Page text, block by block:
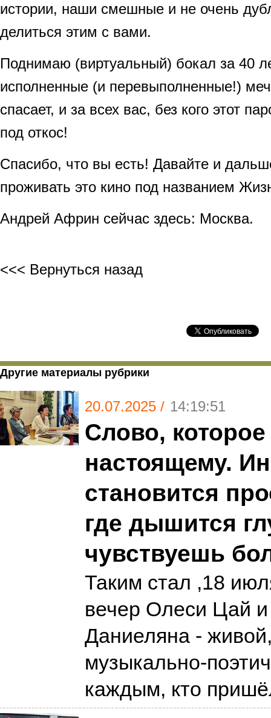
истории, наши смешные и не очень
делиться этим с вами.
Поднимаю (виртуальный) бокал за 40
исполненные (и перевыполненные!)
спасает, и за всех вас, без кого этот
под откос!
Спасибо, что вы есть! Давайте и
проживать это кино под названием
Андрей Африн сейчас здесь: Москва.
<<< Вернуться назад
Другие материалы рубрики
20.07.2025 / 14:19:51
Слово, которое
настоящему.
становится
где дышится
чувствуешь
Таким стал ,18
вечер Олеси Цай
Даниеляна -
музыкально-
каждым, кто